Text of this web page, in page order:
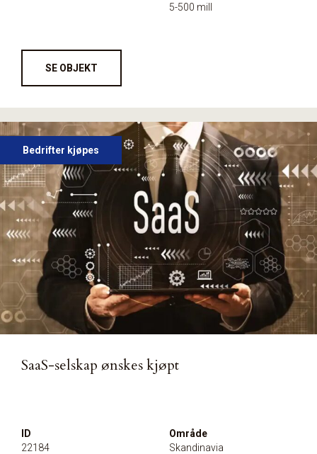
5-500 mill
SE OBJEKT
SaaS-selskap ønskes kjøpt
ID
22184
Område
Skandinavia
Bedrifter kjøpes